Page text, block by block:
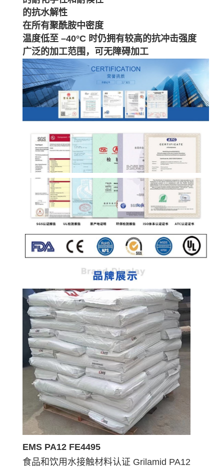
的抗水解性
在所有聚酰胺中密度
温度低至 –40°C 时仍拥有较高的抗冲击强度
广泛的加工范围，可无障碍加工
EMS PA12 FE4495
食品和饮用水接触材料认证 Grilamid PA12